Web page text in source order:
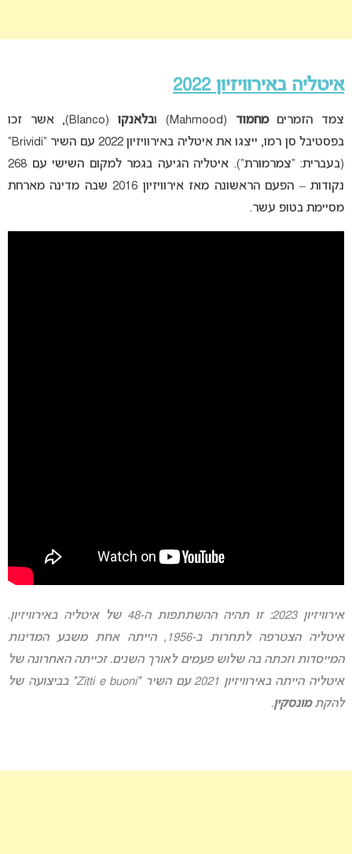
איטליה באירוויזיון 2022
צמד הזמריםמחמוד (Mahmood) ו בלאנקו
(Blanco), אשר זכו
בפסטיבל סן רמו, ייצגו את איטליה באירוויזיון 2022 עם השיר “Brividi”
(בעברית: “צמרמורת”). איטליה הגיעה בגמר למקום השישי עם 268
נקודות – הפעם הראשונה מאז אירוויזיון 2016 שבה מדינה מארחת
מסיימת בטופ עשר.
אירוויזיון 2023: זו תהיה ההשתתפות ה-48 של איטליה באירוויזיון.
איטליה הצטרפה לתחרות ב-1956, הייתה אחת משבע המדינות
המייסדות וזכתה בה שלוש פעמים לאורך השנים. זכייתה האחרונה של
איטליה הייתה באירוויזיון 2021 עם השיר “Zitti e buoni” בביצועה של
להקתמונסקין.